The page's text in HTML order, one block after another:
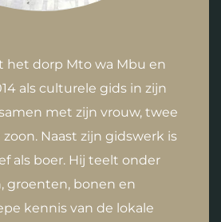
het dorp Mto wa Mbu en
als culturele gids in zijn
met zijn vrouw, twee
Naast zijn gidswerk is
als boer. Hij teelt onder
groenten, bonen en
kennis van de lokale